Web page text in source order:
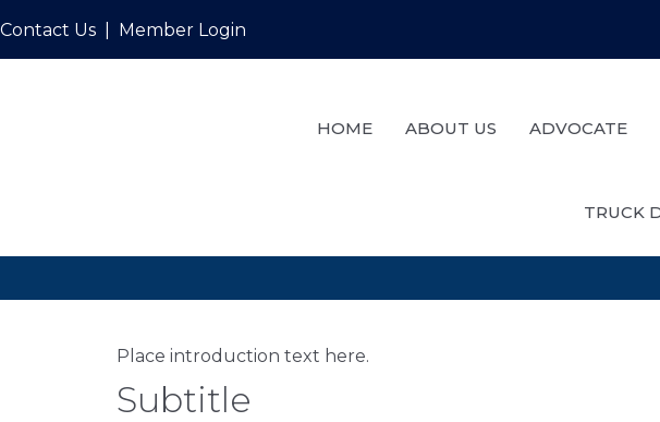
Contact Us Member Login
HOME ABOUT US ADVOCATE
TRUCK
Place introduction text here.
Subtitle